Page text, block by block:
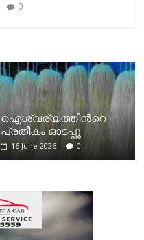
0
ഐശ്വര്യത്തിന്‍റെ
പ്രതീകം ഓടപ്പൂ
16 June 2026 0